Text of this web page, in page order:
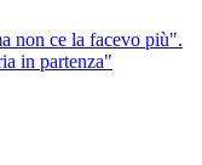
non ce la facevo più".
in partenza"